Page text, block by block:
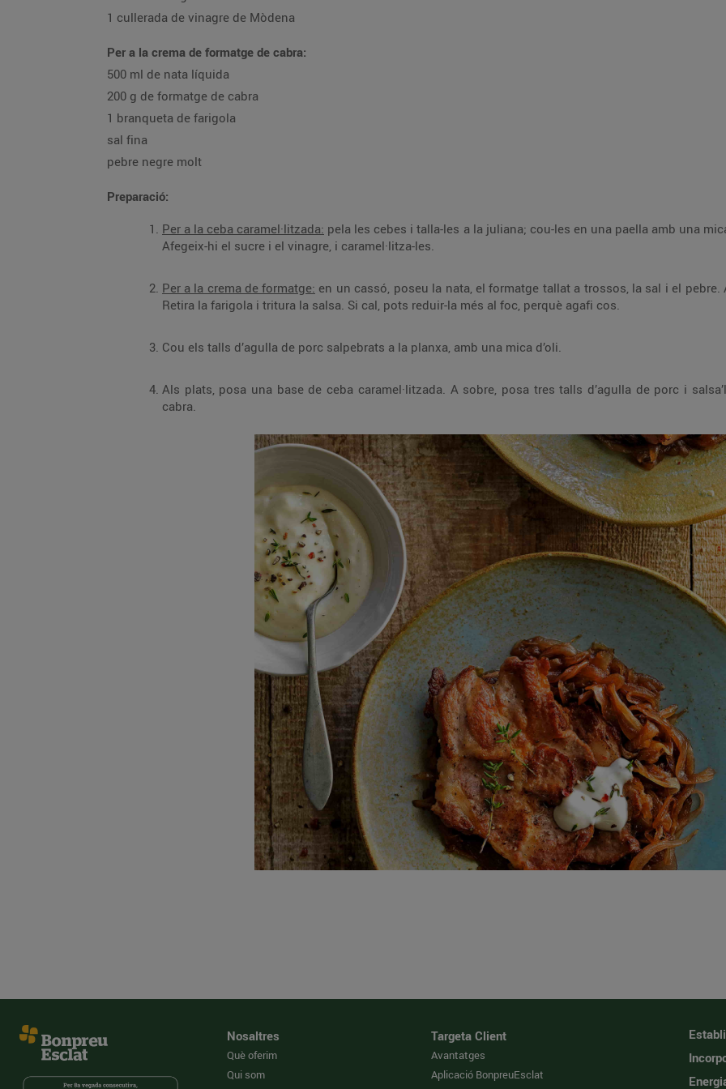
1 cullerada de vinagre de Mòdena
Per a la crema de formatge de cabra:
500 ml de nata líquida
200 g de formatge de cabra
1 branqueta de farigola
sal fina
pebre negre molt
Preparació:
Per a la ceba caramel·litzada: pela les cebes i talla-les a la juliana; cou-les en una paella amb una
Afegeix-hi el sucre i el vinagre, i caramel·litza-les.
Per a la crema de formatge: en un cassó, poseu la nata, el formatge tallat a trossos, la sal i el
Retira la farigola i tritura la salsa. Si cal, pots reduir-la més al foc, perquè agafi cos.
Cou els talls d’agulla de porc salpebrats a la planxa, amb una mica d’oli.
Als plats, posa una base de ceba caramel·litzada. A sobre, posa tres talls d’agulla de porc i
cabra.
Nosaltres
Què oferim
Qui som
Targeta Client
Avantatges
Aplicació BonpreuEsclat